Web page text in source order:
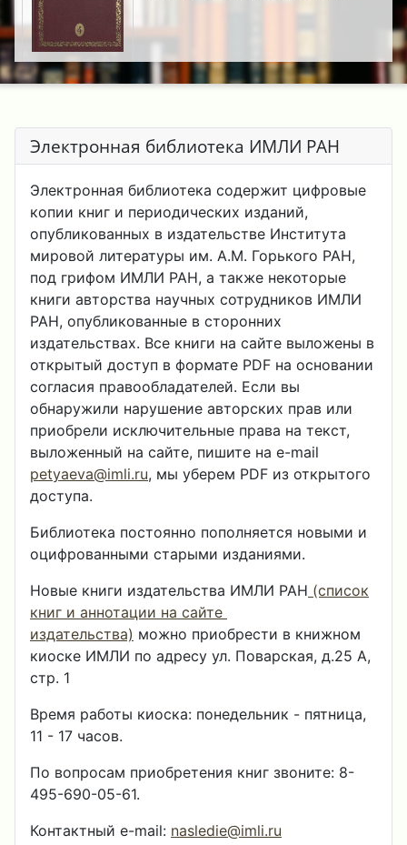
Электронная библиотека ИМЛИ РАН
Электронная библиотека содержит цифровые
копии книг и периодических изданий,
опубликованных в издательстве Института
мировой литературы им. А.М. Горького РАН,
под грифом ИМЛИ РАН, а также некоторые
книги авторства научных сотрудников ИМЛИ
РАН, опубликованные в сторонних
издательствах. Все книги на сайте выложены в
открытый доступ в формате PDF на основании
согласия правообладателей. Если вы
обнаружили нарушение авторских прав или
приобрели исключительные права на текст,
выложенный на сайте, пишите на e-mail
petyaeva@imli.ru, мы уберем PDF из открытого
доступа.
Библиотека постоянно пополняется новыми и
оцифрованными старыми изданиями.
Новые книги издательства ИМЛИ РАН (список
книг и аннотации на сайте
издательства) можно приобрести в книжном
киоске ИМЛИ по адресу ул. Поварская, д.25 А,
стр. 1
Время работы киоска: понедельник - пятница,
11 - 17 часов.
По вопросам приобретения книг звоните: 8-
495-690-05-61.
Контактный e-mail: nasledie@imli.ru